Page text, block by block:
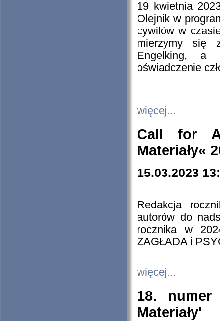
19 kwietnia
Olejnik w
cywilów w
mierzymy się
Engelking, a
oświadczenie
więcej...
Call for
Materiały«
15.03.2023
Redakcja
autorów do
rocznika w
ZAGŁADA i
więcej...
18. numer
Materiały'